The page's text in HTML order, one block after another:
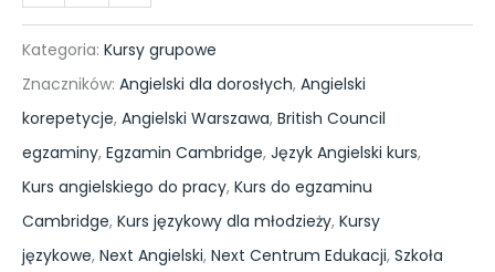
Kategoria: Kursy grupowe
Znaczników: Angielski dla dorosłych, Angielski
korepetycje, Angielski Warszawa, British Council
egzaminy, Egzamin Cambridge, Język Angielski kurs,
Kurs angielskiego do pracy, Kurs do egzaminu
Cambridge, Kurs językowy dla młodzieży, Kursy
językowe, Next Angielski, Next Centrum Edukacji, Szkoła